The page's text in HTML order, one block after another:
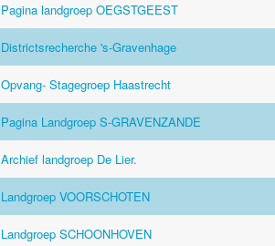
Pagina landgroep OEGSTGEEST
Districtsrecherche 's-Gravenhage
Opvang- Stagegroep Haastrecht
Pagina Landgroep S-GRAVENZANDE
Archief landgroep De Lier.
Landgroep VOORSCHOTEN
Landgroep SCHOONHOVEN